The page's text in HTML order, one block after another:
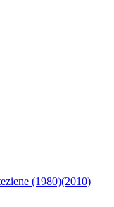
(1980)(2010)